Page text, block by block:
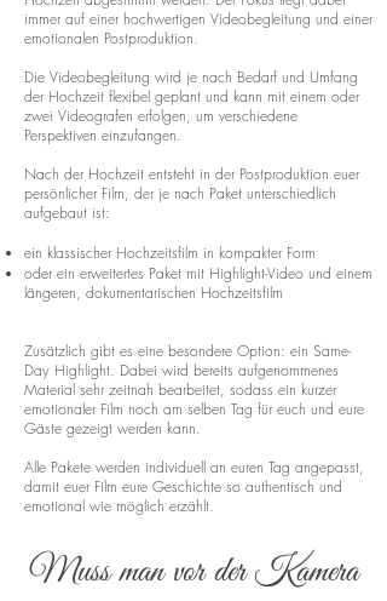
immer auf einer hochwertigen Videobegleitung und einer
emotionalen Postproduktion.
Die Videobegleitung wird je nach Bedarf und Umfang
der Hochzeit flexibel geplant und kann mit einem oder
zwei Videografen erfolgen, um verschiedene
Perspektiven einzufangen.
Nach der Hochzeit entsteht in der Postproduktion euer
persönlicher Film, der je nach Paket unterschiedlich
aufgebaut ist:
ein klassischer Hochzeitsfilm in kompakter Form
oder ein erweitertes Paket mit Highlight-Video und einem
längeren, dokumentarischen Hochzeitsfilm
Zusätzlich gibt es eine besondere Option: ein Same-
Day Highlight. Dabei wird bereits aufgenommenes
Material sehr zeitnah bearbeitet, sodass ein kurzer
emotionaler Film noch am selben Tag für euch und eure
Gäste gezeigt werden kann.
Alle Pakete werden individuell an euren Tag angepasst,
damit euer Film eure Geschichte so authentisch und
emotional wie möglich erzählt.
Muss man vor der Kamera